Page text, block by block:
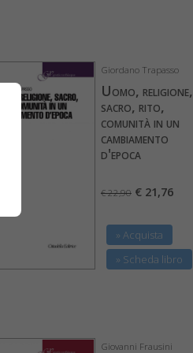
Giordano Trapasso
Uomo, religione,
sacro, rito,
comunità in un
cambiamento
d'epoca
€ 22,90 € 21,76
» Acquista
» Scheda libro
Giovanni Frausini